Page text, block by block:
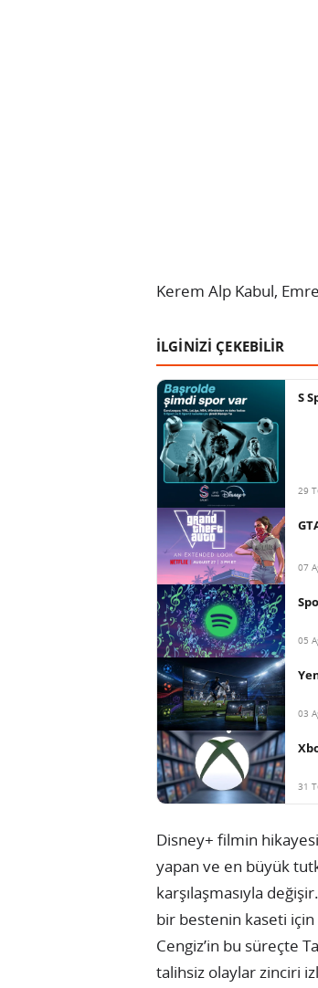
Kerem Alp Kabul,
İLGİNİZİ ÇEKEBİLİR
S
29
07
05
03
31
Disney+ filmin
yapan ve en büyük
karşılaşmasıyla
bir bestenin kaseti için
Cengiz’in bu süreçte
talihsiz olaylar zinciri